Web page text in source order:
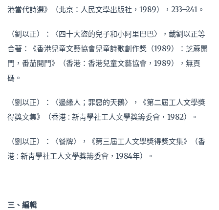
港當代詩選》（北京：人民文學出版社，1989），233–241。
（劉以正）：〈四十大盜的兒子和小阿里巴巴〉，載劉以正等
合著：《香港兒童文藝協會兒童詩歌創作獎（1989）：芝蔴開
門，番茄開門》（香港：香港兒童文藝協會，1989），無頁
碼。
（劉以正）：〈邊緣人；罪惡的天鵝〉，《第二屆工人文學獎
得獎文集》（香港 : 新靑學社工人文學獎籌委會，1982）。
（劉以正）：〈餐牌〉，《第三屆工人文學獎得獎文集》（香
港 : 新靑學社工人文學獎籌委會，1984年）。
三、編輯